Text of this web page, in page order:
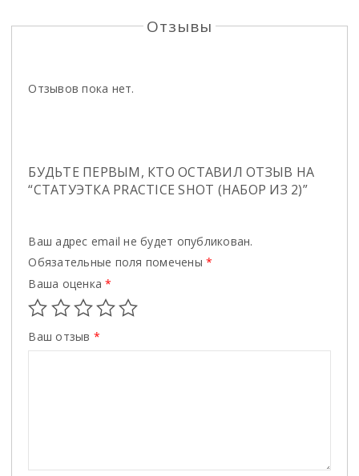
Отзывы
Отзывов пока нет.
БУДЬТЕ ПЕРВЫМ, КТО ОСТАВИЛ ОТЗЫВ НА
“СТАТУЭТКА PRACTICE SHOT (НАБОР ИЗ 2)”
Ваш адрес email не будет опубликован.
Обязательные поля помечены*
Ваша оценка*
Ваш отзыв *